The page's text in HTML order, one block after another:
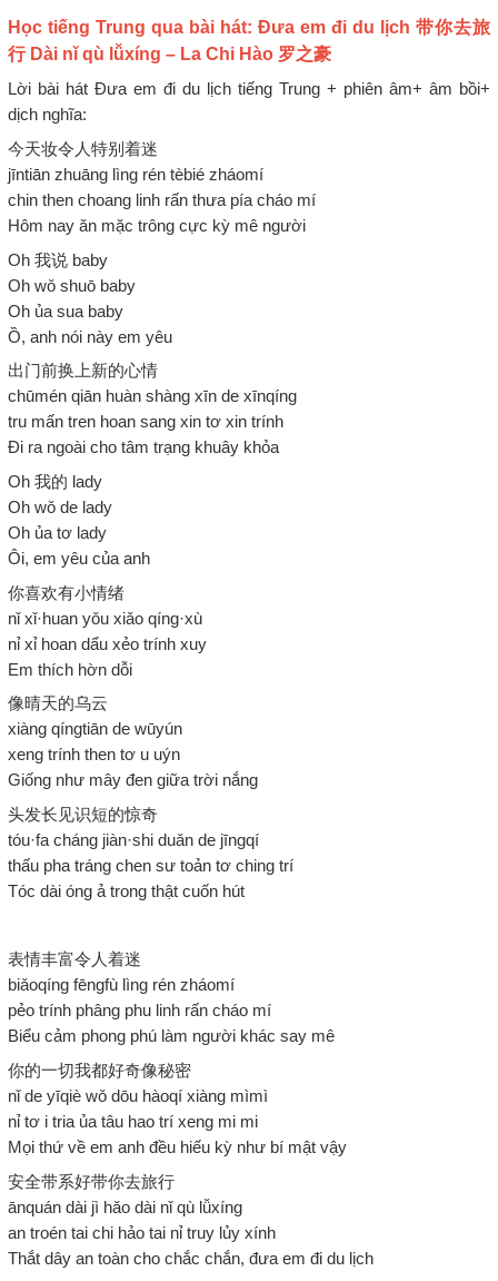
Học tiếng Trung qua bài hát: Đưa em đi du lịch 带你去旅
行 Dài nǐ qù lǚxíng – La Chi Hào 罗之豪
Lời bài hát Đưa em đi du lịch tiếng Trung + phiên âm+ âm bồi+
dịch nghĩa:
今天妆令人特别着迷
jīntiān zhuāng lìng rén tèbié zháomí
chin then choang linh rấn thưa pía cháo mí
Hôm nay ăn mặc trông cực kỳ mê người
Oh 我说 baby
Oh wǒ shuō baby
Oh ủa sua baby
Ồ, anh nói này em yêu
出门前换上新的心情
chūmén qiān huàn shàng xīn de xīnqíng
tru mấn tren hoan sang xin tơ xin trính
Đi ra ngoài cho tâm trạng khuây khỏa
Oh 我的 lady
Oh wǒ de lady
Oh ủa tơ lady
Ôi, em yêu của anh
你喜欢有小情绪
nǐ xǐ·huan yǒu xiǎo qíng·xù
nỉ xỉ hoan dẩu xẻo trính xuy
Em thích hờn dỗi
像晴天的乌云
xiàng qíngtiān de wūyún
xeng trính then tơ u uýn
Giống như mây đen giữa trời nắng
头发长见识短的惊奇
tóu·fa cháng jiàn·shi duǎn de jīngqí
thấu pha tráng chen sư toản tơ ching trí
Tóc dài óng ả trong thật cuốn hút
表情丰富令人着迷
biǎoqíng fēngfù lìng rén zháomí
pẻo trính phâng phu linh rấn cháo mí
Biểu cảm phong phú làm người khác say mê
你的一切我都好奇像秘密
nǐ de yīqiè wǒ dōu hàoqí xiàng mìmì
nỉ tơ i tria ủa tâu hao trí xeng mi mi
Mọi thứ về em anh đều hiếu kỳ như bí mật vậy
安全带系好带你去旅行
ānquán dài jì hǎo dài nǐ qù lǚxíng
an troén tai chi hảo tai nỉ truy lủy xính
Thắt dây an toàn cho chắc chắn, đưa em đi du lịch